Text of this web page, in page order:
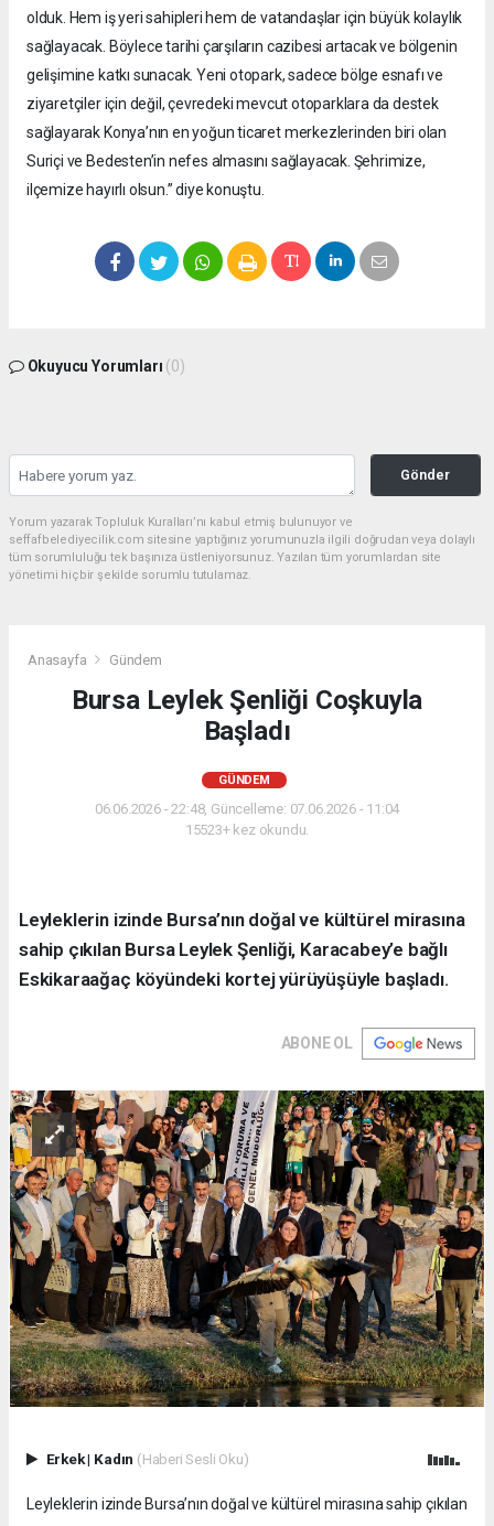
olduk. Hem iş yeri sahipleri hem de vatandaşlar için büyük kolaylık
sağlayacak. Böylece tarihi çarşıların cazibesi artacak ve bölgenin
gelişimine katkı sunacak. Yeni otopark, sadece bölge esnafı ve
ziyaretçiler için değil, çevredeki mevcut otoparklara da destek
sağlayarak Konya’nın en yoğun ticaret merkezlerinden biri olan
Suriçi ve Bedesten’in nefes almasını sağlayacak. Şehrimize,
ilçemize hayırlı olsun.” diye konuştu.
Okuyucu Yorumları (0)
Gönder
Yorum yazarak Topluluk Kuralları’nı kabul etmiş bulunuyor ve
seffafbelediyecilik.com sitesine yaptığınız yorumunuzla ilgili doğrudan veya dolaylı
tüm sorumluluğu tek başınıza üstleniyorsunuz. Yazılan tüm yorumlardan site
yönetimi hiçbir şekilde sorumlu tutulamaz.
Anasayfa Gündem
Bursa Leylek Şenliği Coşkuyla
Başladı
GÜNDEM
06.06.2026 - 22:48, Güncelleme: 07.06.2026 - 11:04
15523+ kez okundu.
Leyleklerin izinde Bursa’nın doğal ve kültürel mirasına
sahip çıkılan Bursa Leylek Şenliği, Karacabey’e bağlı
Eskikaraağaç köyündeki kortej yürüyüşüyle başladı.
ABONE OL
Erkek| Kadın (Haberi Sesli Oku)
Leyleklerin izinde Bursa’nın doğal ve kültürel mirasına sahip çıkılan